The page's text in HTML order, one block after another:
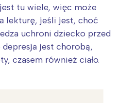
tu wiele, więc może
lekturę, jeśli jest, choć
uchroni dziecko przed
jest chorobą,
czasem również ciało.